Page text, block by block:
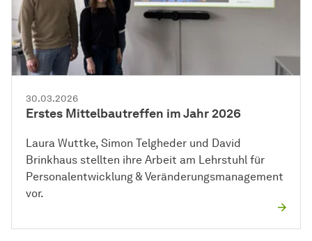
30.03.2026
Erstes Mittelbautreffen im Jahr 2026
Laura Wuttke, Simon Telgheder und David
Brinkhaus stellten ihre Arbeit am Lehrstuhl für
Personalentwicklung & Veränderungsmanagement
vor.